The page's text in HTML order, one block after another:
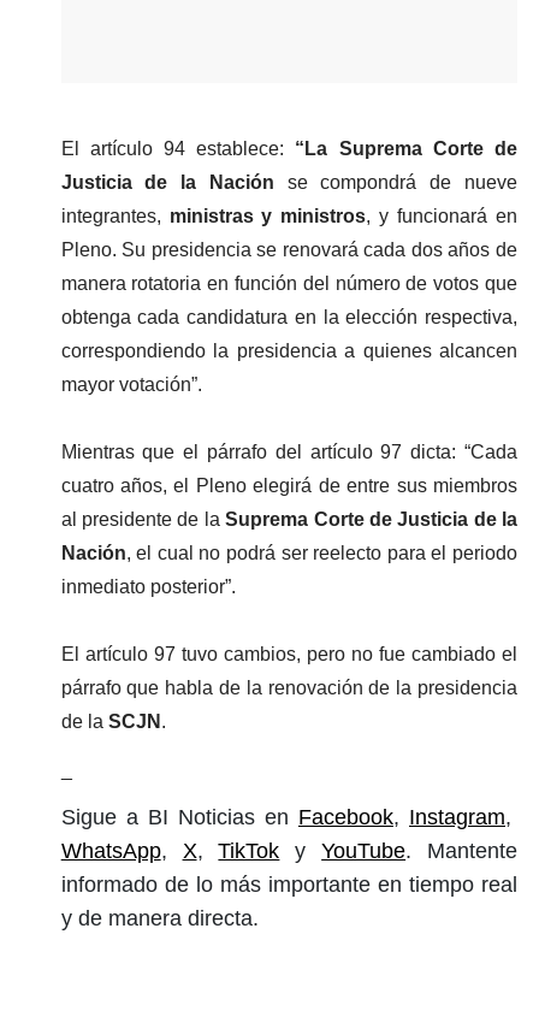
El artículo 94 establece: “La Suprema Corte de
Justicia de la Nación se compondrá de nueve
integrantes, ministras y ministros, y funcionará en
Pleno. Su presidencia se renovará cada dos años de
manera rotatoria en función del número de votos que
obtenga cada candidatura en la elección respectiva,
correspondiendo la presidencia a quienes alcancen
mayor votación”.
Mientras que el párrafo del artículo 97 dicta: “Cada
cuatro años, el Pleno elegirá de entre sus miembros
al presidente de la Suprema Corte de Justicia de la
Nación, el cual no podrá ser reelecto para el periodo
inmediato posterior”.
El artículo 97 tuvo cambios, pero no fue cambiado el
párrafo que habla de la renovación de la presidencia
de la SCJN .
Sigue a BI Noticias en Facebook, Instagram,
WhatsApp, X,TikTok yYouTube. Mantente
informado de lo más importante en tiempo real
y de manera directa.